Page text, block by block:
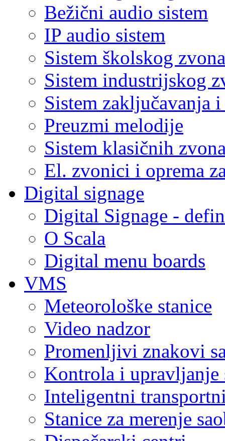
Bežični audio sistem
IP audio sistem
Sistem školskog zvona
Sistem industrijskog
Sistem zaključavanja
Preuzmi melodije
Sistem klasičnih
El. zvonici i oprema
Digital signage
Digital Signage -
O Scala
Digital menu boards
VMS
Meteorološke stanice
Video nadzor
Promenljivi znakovi
Kontrola i upravljanje
Inteligentni
Stanice za merenje